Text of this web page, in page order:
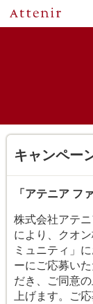
キャンペー
「アテニア フ
株式会社アテ
により、クオ
ミュニティ」
ーにご応募い
だき、ご同意
上げます。ご